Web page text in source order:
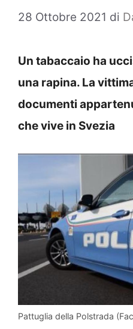
28 Ottobre 2021 di
Un tabaccaio ha
una rapina. La
documenti
che vive in Svezia
Pattuglia della Polstrada